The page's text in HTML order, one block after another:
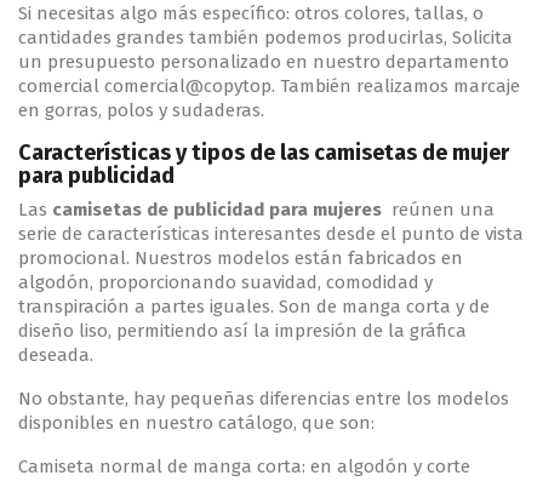
Si necesitas algo más específico: otros colores, tallas, o
cantidades grandes también podemos producirlas, Solicita
un presupuesto personalizado en nuestro departamento
comercial comercial@copytop. También realizamos marcaje
en gorras, polos y sudaderas.
Características y tipos de las camisetas de mujer
para publicidad
Las camisetas de publicidad para mujeres reúnen una
serie de características interesantes desde el punto de vista
promocional. Nuestros modelos están fabricados en
algodón, proporcionando suavidad, comodidad y
transpiración a partes iguales. Son de manga corta y de
diseño liso, permitiendo así la impresión de la gráfica
deseada.
No obstante, hay pequeñas diferencias entre los modelos
disponibles en nuestro catálogo, que son:
Camiseta normal de manga corta: en algodón y corte